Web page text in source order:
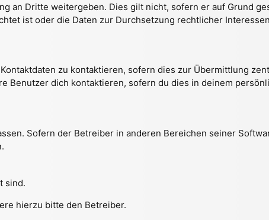
an Dritte weitergeben. Dies gilt nicht, sofern er auf Grund
ist oder die Daten zur Durchsetzung rechtlicher
zu kontaktieren, sofern dies zur Übermittlung
Benutzer dich kontaktieren, sofern du dies in deinem
Sofern der Betreiber in anderen Bereichen seiner
sind.
hierzu bitte den Betreiber.